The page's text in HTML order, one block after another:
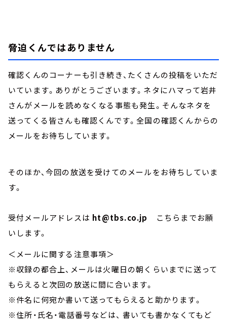
脅迫くんではありません
確認くんのコーナーも引き続き、たくさんの投稿をいただ
いています。ありがとうございます。ネタにハマって岩井
さんがメールを読めなくなる事態も発生。そんなネタを
送ってくる皆さんも確認くんです。全国の確認くんからの
メールをお待ちしています。
そのほか、今回の放送を受けてのメールをお待ちしていま
す。
受付メールアドレスは ht@tbs.co.jp
こちらまでお願
いします。
＜メールに関する注意事項＞
※収録の都合上、メールは火曜日の朝くらいまでに送って
もらえると次回の放送に間に合います。
※件名に何宛か書いて送ってもらえると助かります。
※住所・氏名・電話番号などは、 書いても書かなくてもど